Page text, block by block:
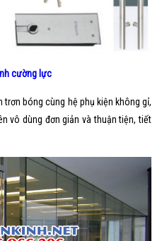
cường lực
trơn bóng cùng hệ phụ kiện không gỉ,
vô dùng đơn giản và thuận tiện, tiết